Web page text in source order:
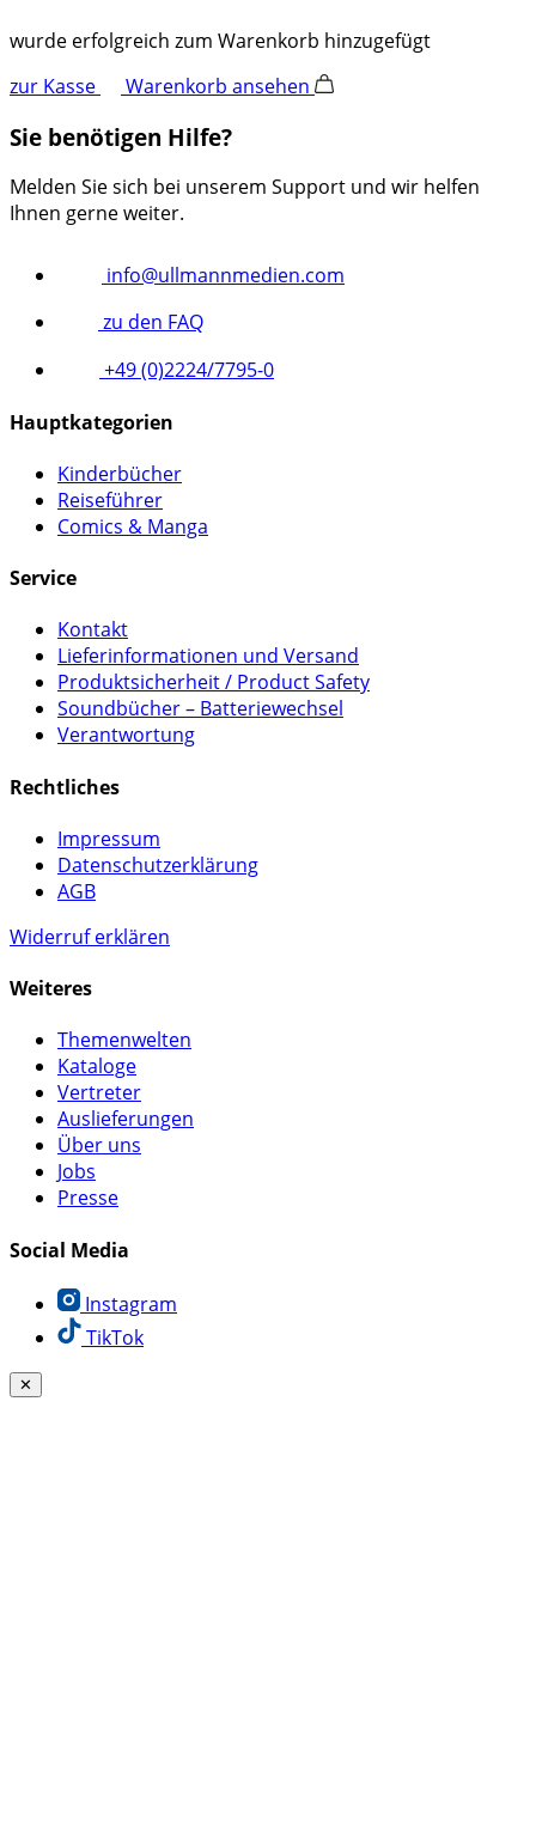
wurde erfolgreich zum Warenkorb hinzugefügt
zur Kasse
Warenkorb ansehen
Sie benötigen Hilfe?
Melden Sie sich bei unserem Support und wir helfen
Ihnen gerne weiter.
info@ullmannmedien.com
zu den FAQ
+49 (0)2224/7795-0
Hauptkategorien
Kinderbücher
Reiseführer
Comics & Manga
Service
Kontakt
Lieferinformationen und Versand
Produktsicherheit / Product Safety
Soundbücher – Batteriewechsel
Verantwortung
Rechtliches
Impressum
Datenschutzerklärung
AGB
Widerruf erklären
Weiteres
Themenwelten
Kataloge
Vertreter
Auslieferungen
Über uns
Jobs
Presse
Social Media
Instagram
TikTok
✕